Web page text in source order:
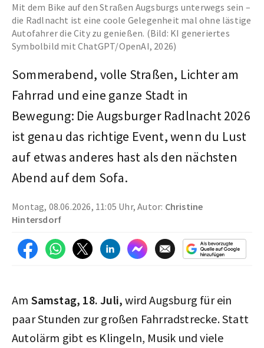
Mit dem Bike auf den Straßen Augsburgs unterwegs sein –
die Radlnacht ist eine coole Gelegenheit mal ohne lästige
Autofahrer die City zu genießen. (Bild: KI generiertes
Symbolbild mit ChatGPT/OpenAI, 2026)
Sommerabend, volle Straßen, Lichter am
Fahrrad und eine ganze Stadt in
Bewegung: Die Augsburger Radlnacht 2026
ist genau das richtige Event, wenn du Lust
auf etwas anderes hast als den nächsten
Abend auf dem Sofa.
Montag, 08.06.2026, 11:05 Uhr, Autor: Christine
Hintersdorf
Am Samstag, 18. Juli,wird Augsburg für ein
paar Stunden zur großen Fahrradstrecke. Statt
Autolärm gibt es Klingeln, Musik und viele